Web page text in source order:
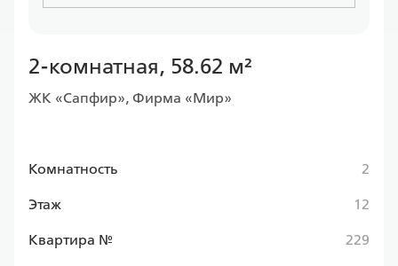
2-комнатная, 58.62 м²
ЖК «Сапфир», Фирма «Мир»
Комнатность 2
Этаж 12
Квартира № 229